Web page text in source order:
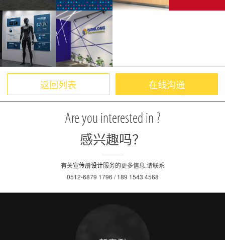
返回列表 在线沟通
Are you interested in ?
感兴趣吗？
有关宣传册设计服务的更多信息,请联系
0512-6879 1796 / 189 1543 4568